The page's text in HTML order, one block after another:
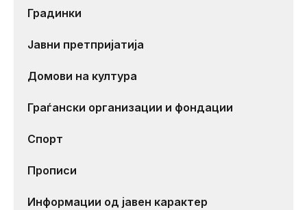
Градинки
Јавни претпријатија
Домови на култура
Граѓански организации и фондации
Спорт
Прописи
Информации од јавен карактер